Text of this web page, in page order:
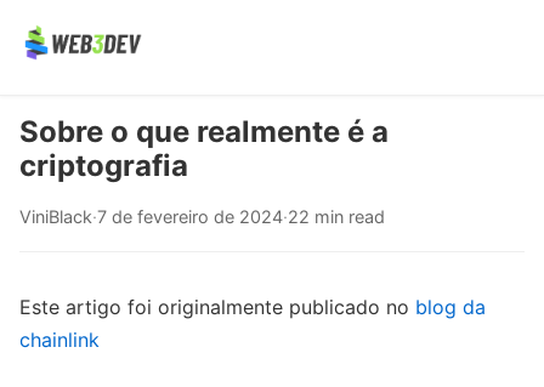
Sobre o que realmente é a
criptografia
ViniBlack·7 de fevereiro de 2024·22 min read
Este artigo foi originalmente publicado no blog da
chainlink